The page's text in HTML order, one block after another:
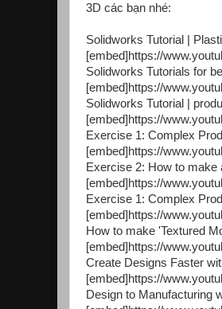
3D các bạn nhé:
Solidworks Tutorial |
[embed]https://
Solidworks Tutorials for
[embed]https://
Solidworks Tutorial |
[embed]https://
Exercise 1: Complex
[embed]https://
Exercise 2: How to make
[embed]https://
Exercise 1: Complex
[embed]https://
How to make 'Textured
[embed]https://
Create Designs Faster
[embed]https://
Design to Manufacturing